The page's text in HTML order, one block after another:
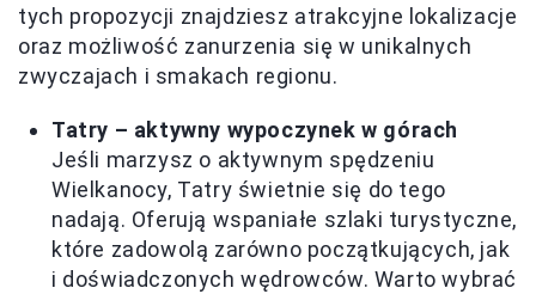
tych propozycji znajdziesz atrakcyjne lokalizacje
oraz możliwość zanurzenia się w unikalnych
zwyczajach i smakach regionu.
Tatry – aktywny wypoczynek w górach
Jeśli marzysz o aktywnym spędzeniu
Wielkanocy, Tatry świetnie się do tego
nadają. Oferują wspaniałe szlaki turystyczne,
które zadowolą zarówno początkujących, jak
i doświadczonych wędrowców. Warto wybrać